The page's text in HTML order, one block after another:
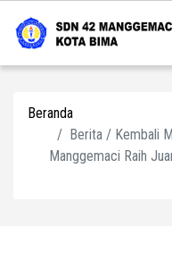
Beranda
Berita / Kembali
Manggemaci Raih